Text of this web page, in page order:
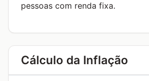
pessoas com renda fixa.
Cálculo da Inflação